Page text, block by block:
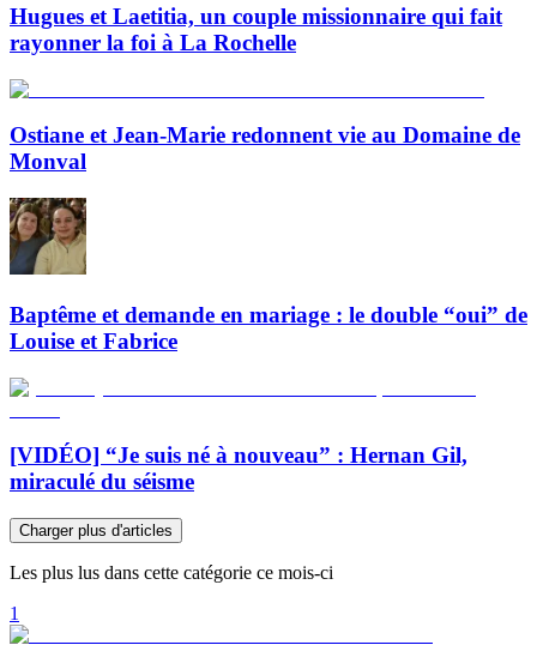
Hugues et Laetitia, un couple missionnaire qui fait
rayonner la foi à La Rochelle
Ostiane et Jean-Marie redonnent vie au Domaine de
Monval
Baptême et demande en mariage : le double “oui” de
Louise et Fabrice
[VIDÉO] “Je suis né à nouveau” : Hernan Gil,
miraculé du séisme
Charger plus d'articles
Les plus lus dans cette catégorie ce mois-ci
1